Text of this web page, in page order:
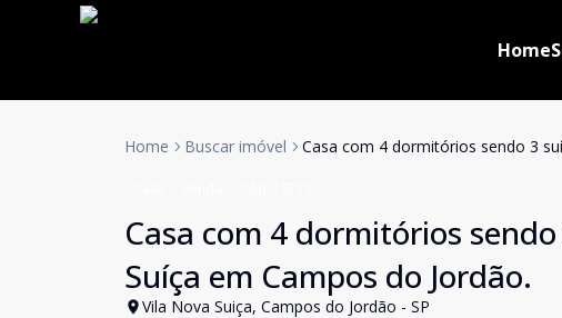
Home
Home Buscar imóvel Casa com 4 dormitórios sendo 3
Casa com 4 dormitórios
Suíça em Campos do Jordão.
Vila Nova Suiça, Campos do Jordão - SP